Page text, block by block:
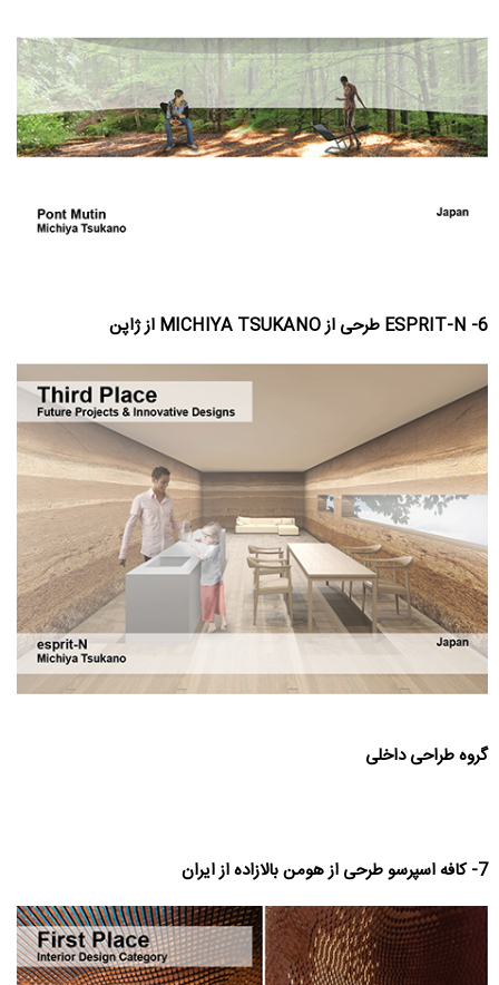
6- ESPRIT-N طرحی از MICHIYA TSUKANO از ژاپن
گروه طراحی داخلی
7- کافه اسپرسو طرحی از هومن بالازاده از ایران